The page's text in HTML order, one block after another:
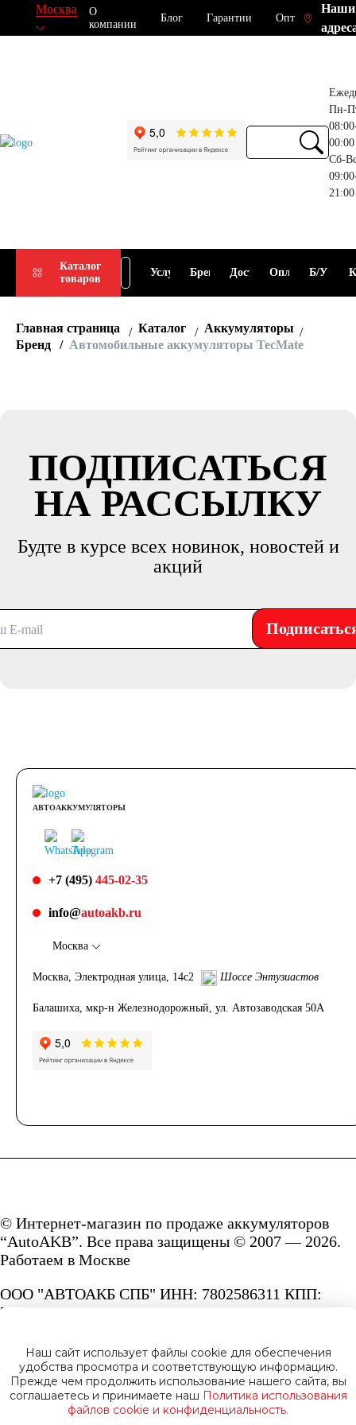
Москва
О
компании
Блог Гарантии Опт
Наши
Пн-
00:00
Сб-
21:00
Каталог
товаров
Подбор
АКБ
Услуги Бренды ДоставкаОплата Б/У
Главная страница Каталог
Аккумуляторы
Бренд
Автомобильные аккумуляторы TecMate
ПОДПИСАТЬСЯ
НА РАССЫЛКУ
Будте в курсе всех новинок, новостей и
акций
АВТОАККУМУЛЯТОРЫ
+7 (495) 445-02-35
info@autoakb.ru
Москва
Москва, Электродная улица, 14с2 Шоссе Энтузиастов
Балашиха, мкр-н Железнодорожный, ул. Автозаводская 50А
© Интернет-магазин по продаже аккумуляторов
“AutoAKB”. Все права защищены © 2007 — 2026.
Работаем в Москве
ООО "АВТОАКБ СПБ" ИНН: 7802586311 КПП:
780201001 ОГРН: 1167847287156.
Сайт под защитой reCAPTCHA и Google
Privacy PolicyиTerms of Service.
Наш сайт использует файлы cookie для обеспечения
удобства просмотра и соответствующую информацию.
Прежде чем продолжить использование нашего сайта, вы
соглашаетесь и принимаете наш Политика использования
файлов cookie и конфиденциальность.